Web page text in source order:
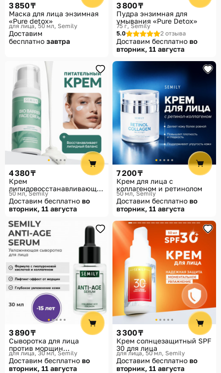
3 850 ₸
Маска для лица энзимная
«Pure detox»
для лица, 50 мл Semily
Доставим
бесплатно завтра
3 800 ₸
Пудра энзимная для
умывания «Pure Detox»
75 г Semily
5.0
2 отзыва
Доставим бесплатно во
вторник, 11 августа
4 380 ₸
Крем
липидовосстанавливающий
с церамидами для лица
50 мл Semily
Доставим бесплатно во
вторник, 11 августа
7 200 ₸
Крем для лица с
коллагеном и ретинолом
50 мл Semily
Доставим бесплатно во
вторник, 11 августа
3 890 ₸
Сыворотка для лица
против морщин
увлажняющая «Anti-Age
Serum»
для лица, 30 мл Semily
Доставим бесплатно во
вторник, 11 августа
3 300 ₸
Крем солнцезащитный SPF
30 для лица
для лица, 50 мл Semily
Доставим бесплатно во
вторник, 11 августа